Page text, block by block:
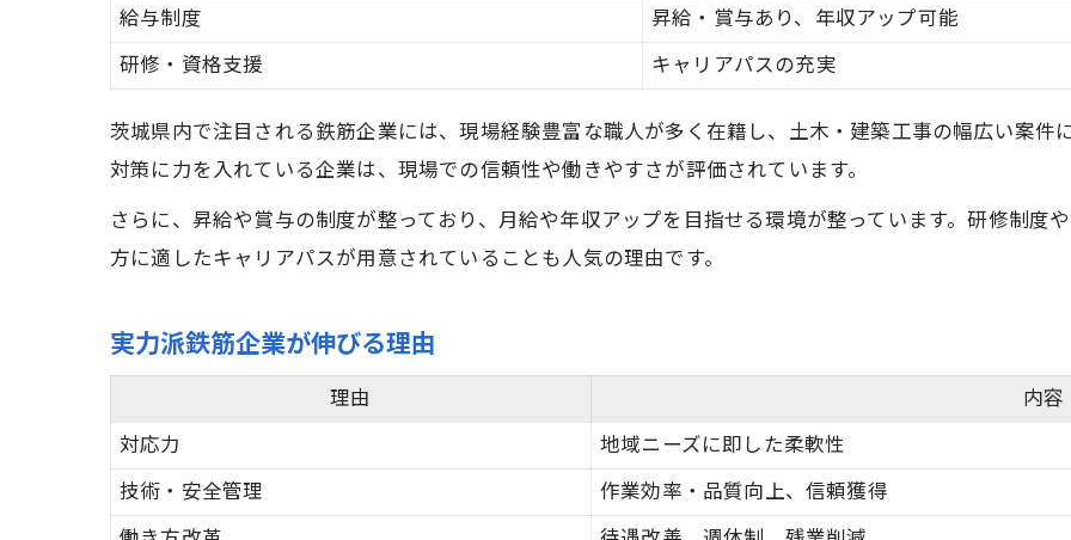
給与制度
昇給・賞与あり、年収アップ可能
研修・資格支援
キャリアパスの充実
茨城県内で注目される鉄筋企業には、現場経験豊富な職人が多く在籍し、土木・建築工事の幅広い案件
対策に力を入れている企業は、現場での信頼性や働きやすさが評価されています。
さらに、昇給や賞与の制度が整っており、月給や年収アップを目指せる環境が整っています。研修制度
方に適したキャリアパスが用意されていることも人気の理由です。
実力派鉄筋企業が伸びる理由
理由
内容
対応力
地域ニーズに即した柔軟性
技術・安全管理
作業効率・品質向上、信頼獲得